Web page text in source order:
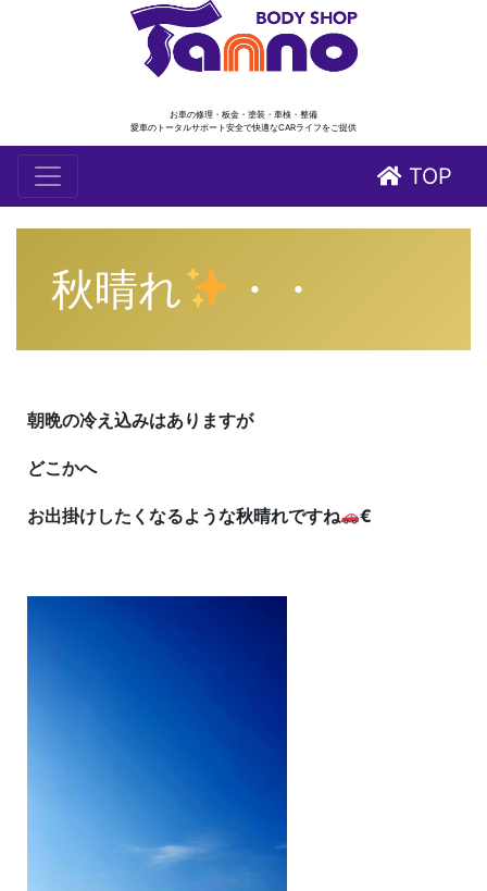
お車の修理・板金・塗装・車検・整備
愛車のトータルサポート安全で快適なCARライフをご提供
TOP
秋晴れ ・・
朝晩の冷え込みはありますが
どこかへ
お出掛けしたくなるような秋晴れですね €